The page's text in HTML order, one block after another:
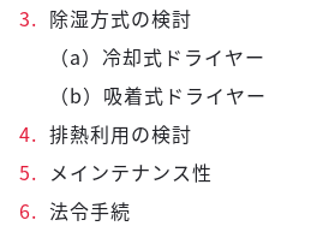
3. 除湿方式の検討
（a）冷却式ドライヤー
（b）吸着式ドライヤー
4. 排熱利用の検討
5. メインテナンス性
6. 法令手続